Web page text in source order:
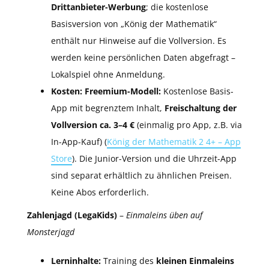
Drittanbieter-Werbung; die kostenlose
Basisversion von „König der Mathematik“
enthält nur Hinweise auf die Vollversion. Es
werden keine persönlichen Daten abgefragt –
Lokalspiel ohne Anmeldung.
Kosten: Freemium-Modell: Kostenlose Basis-
App mit begrenztem Inhalt, Freischaltung der
Vollversion ca. 3–4 € (einmalig pro App, z.B. via
In-App-Kauf) (König der Mathematik 2 4+ – App
Store). Die Junior-Version und die Uhrzeit-App
sind separat erhältlich zu ähnlichen Preisen.
Keine Abos erforderlich.
Zahlenjagd (LegaKids) – Einmaleins üben auf
Monsterjagd
Lerninhalte: Training des kleinen Einmaleins